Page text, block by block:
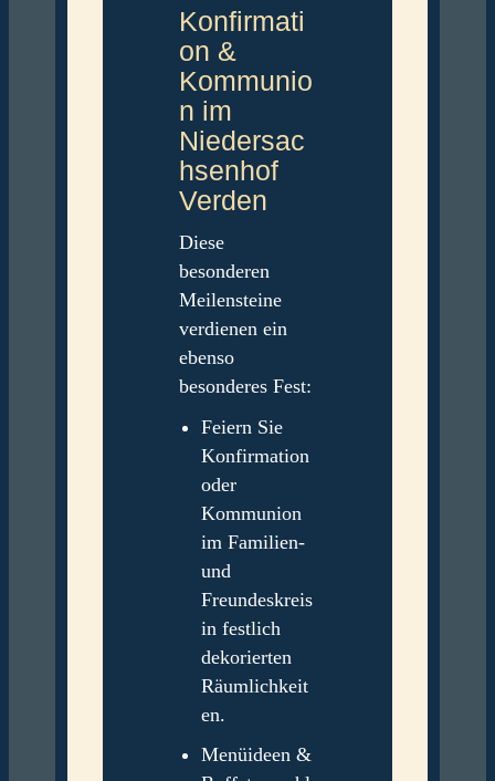
Konfirmati
on &
Kommunio
n im
Niedersac
hsenhof
Verden
Diese
besonderen
Meilensteine
verdienen ein
ebenso
besonderes Fest:
Feiern Sie
Konfirmation
oder
Kommunion
im Familien-
und
Freundeskreis
in festlich
dekorierten
Räumlichkeit
en.
Menüideen &